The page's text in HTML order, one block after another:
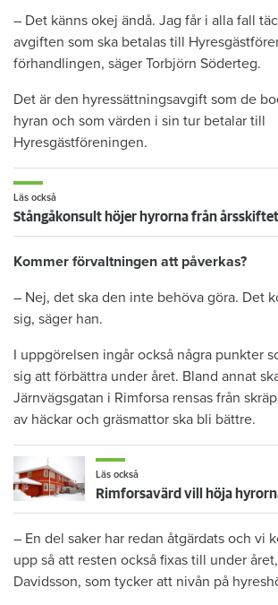
– Det känns okej ändå. Jag får i alla fall
avgiften som ska betalas till
förhandlingen, säger Torbjörn Söderteg.
Det är den hyressättningsavgift som de
hyran och som värden i sin tur betalar till
Hyresgästföreningen.
Läs också
Stångåkonsult höjer hyrorna från årsskiftet
Kommer förvaltningen att påverkas?
– Nej, det ska den inte behöva göra. Det
sig, säger han.
I uppgörelsen ingår också några punkter
sig att förbättra under året. Bland annat
Järnvägsgatan i Rimforsa rensas från
av häckar och gräsmattor ska bli bättre.
Läs också
Rimforsavärd vill höja
– En del saker har redan åtgärdats och vi
upp så att resten också fixas till under
Davidsson, som tycker att nivån på